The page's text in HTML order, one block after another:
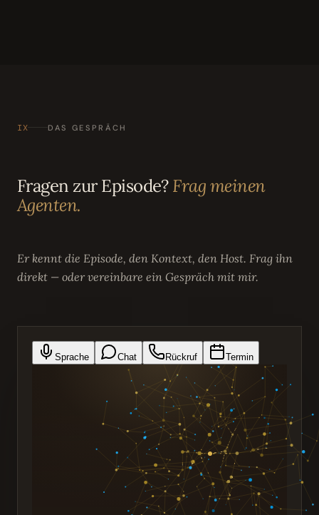
IX DAS GESPRÄCH
Fragen zur Episode?Frag meinen
Agenten.
Er kennt die Episode, den Kontext, den Host. Frag ihn
direkt — oder vereinbare ein Gespräch mit mir.
Sprache Chat Rückruf Termin